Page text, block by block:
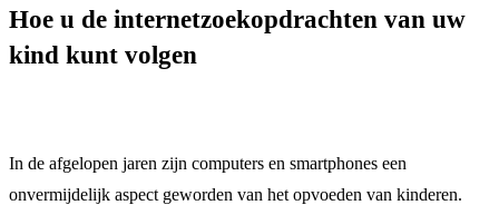
Hoe u de internetzoekopdrachten van uw
kind kunt volgen
In de afgelopen jaren zijn computers en smartphones een
onvermijdelijk aspect geworden van het opvoeden van kinderen.